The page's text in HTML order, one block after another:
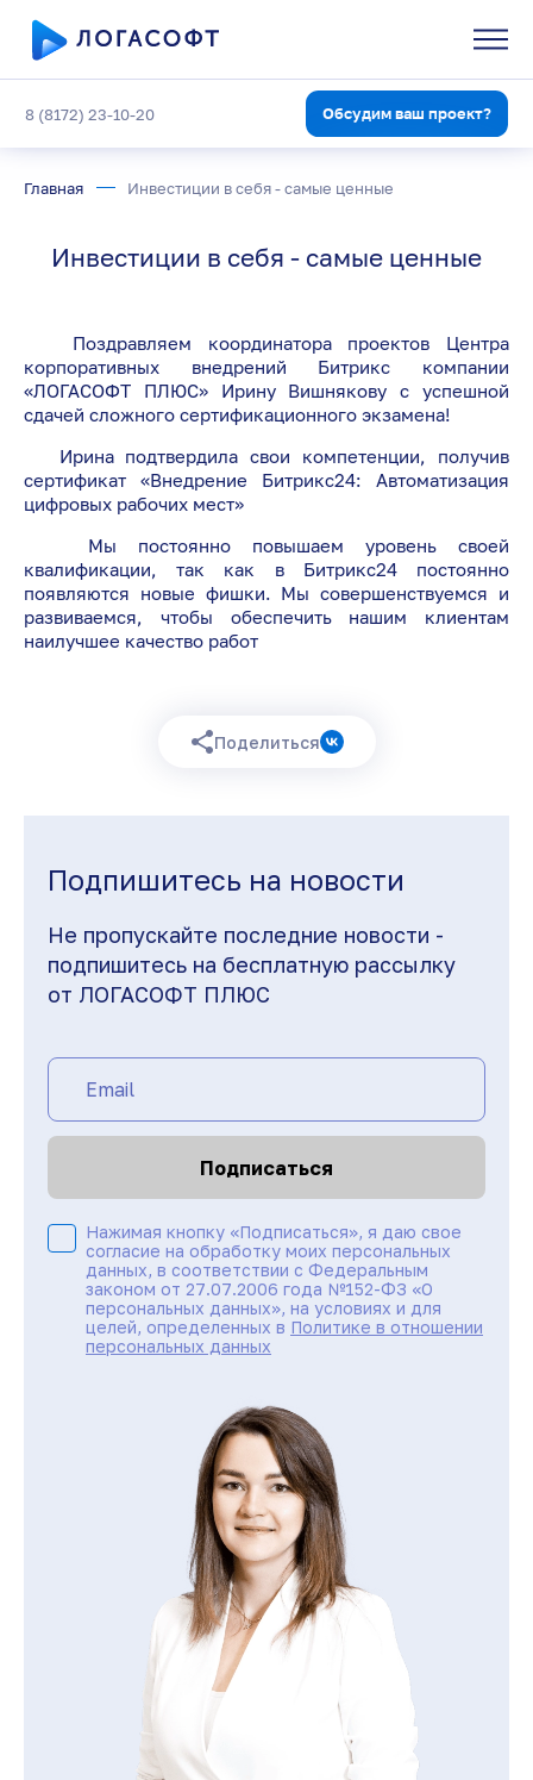
8 (8172) 23-10-20 Обсудим ваш проект?
Главная Инвестиции в себя - самые ценные
Инвестиции в себя - самые ценные
Поздравляем координатора проектов Центра
корпоративных внедрений Битрикс компании
«ЛОГАСОФТ ПЛЮС» Ирину Вишнякову с успешной
сдачей сложного сертификационного экзамена!
Ирина подтвердила свои компетенции, получив
сертификат «Внедрение Битрикс24: Автоматизация
цифровых рабочих мест»
Мы постоянно повышаем уровень своей
квалификации, так как в Битрикс24 постоянно
появляются новые фишки. Мы совершенствуемся и
развиваемся, чтобы обеспечить нашим клиентам
наилучшее качество работ
Поделиться
Подпишитесь на новости
Не пропускайте последние новости -
подпишитесь на бесплатную рассылку
от ЛОГАСОФТ ПЛЮС
Подписаться
Нажимая кнопку «Подписаться», я даю свое
согласие на обработку моих персональных
данных, в соответствии с Федеральным
законом от 27.07.2006 года №152-ФЗ «О
персональных данных», на условиях и для
целей, определенных в Политике в отношении
персональных данных